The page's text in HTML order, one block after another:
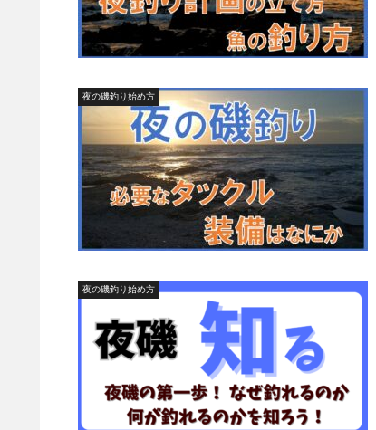
夜の磯釣り始め方
夜の磯釣り始め方